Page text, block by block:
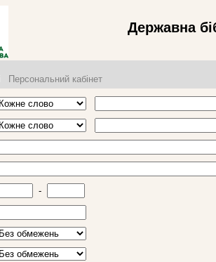
Державна
Персональний кабінет
-